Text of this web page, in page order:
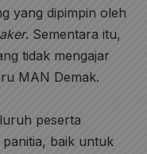
yang dipimpin oleh
. Sementara itu,
tidak mengajar
MAN Demak.
peserta
baik untuk